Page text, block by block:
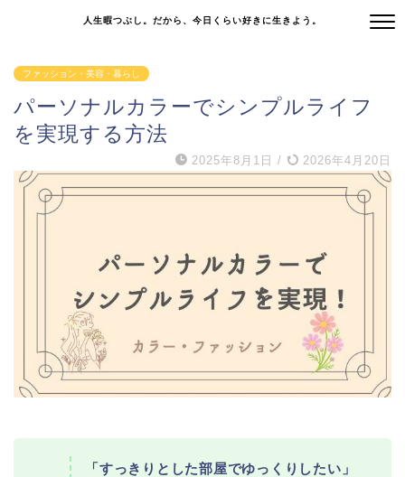
人生暇つぶし。だから、今日くらい好きに生きよう。
ファッション・美容・暮らし
パーソナルカラーでシンプルライフ
を実現する方法
2025年8月1日 / 2026年4月20日
「すっきりとした部屋でゆっくりしたい」